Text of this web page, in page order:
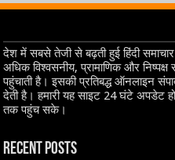
देश में सबसे तेजी से बढ़ती हुई हिंदी
अधिक विश्वसनीय, प्रामाणिक और
पहुंचाती है। इसकी प्रतिबद्ध ऑनलाइन
देती है। हमारी यह साइट 24 घंटे अपडेट
तक पहुंच सके।
Recent Posts